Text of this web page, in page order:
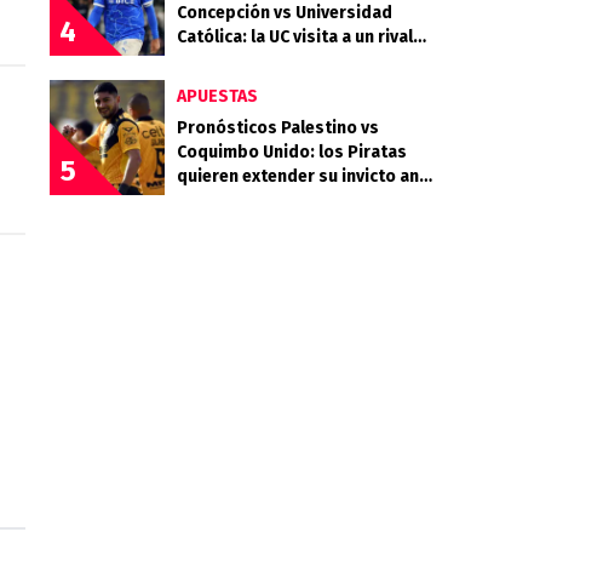
4
Concepción vs Universidad
Católica: la UC visita a un rival
5
APUESTAS
Pronósticos Palestino vs
Coquimbo Unido: los Piratas
quieren extender su invicto ante